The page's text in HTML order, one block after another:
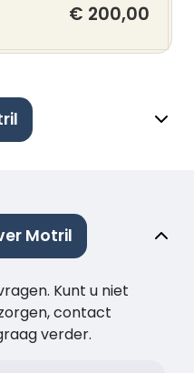
€ 200,00
Motril
Kunt u niet
contact
verder.